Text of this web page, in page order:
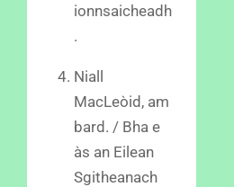
ionnsaicheadh
.
Niall
MacLeòid, am
bard. / Bha e
às an Eilean
Sgitheanach